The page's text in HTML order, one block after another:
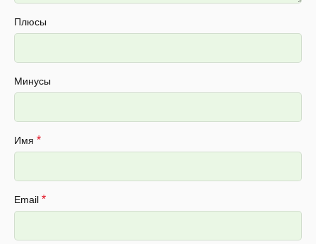
Плюсы
Минусы
Имя *
Email *